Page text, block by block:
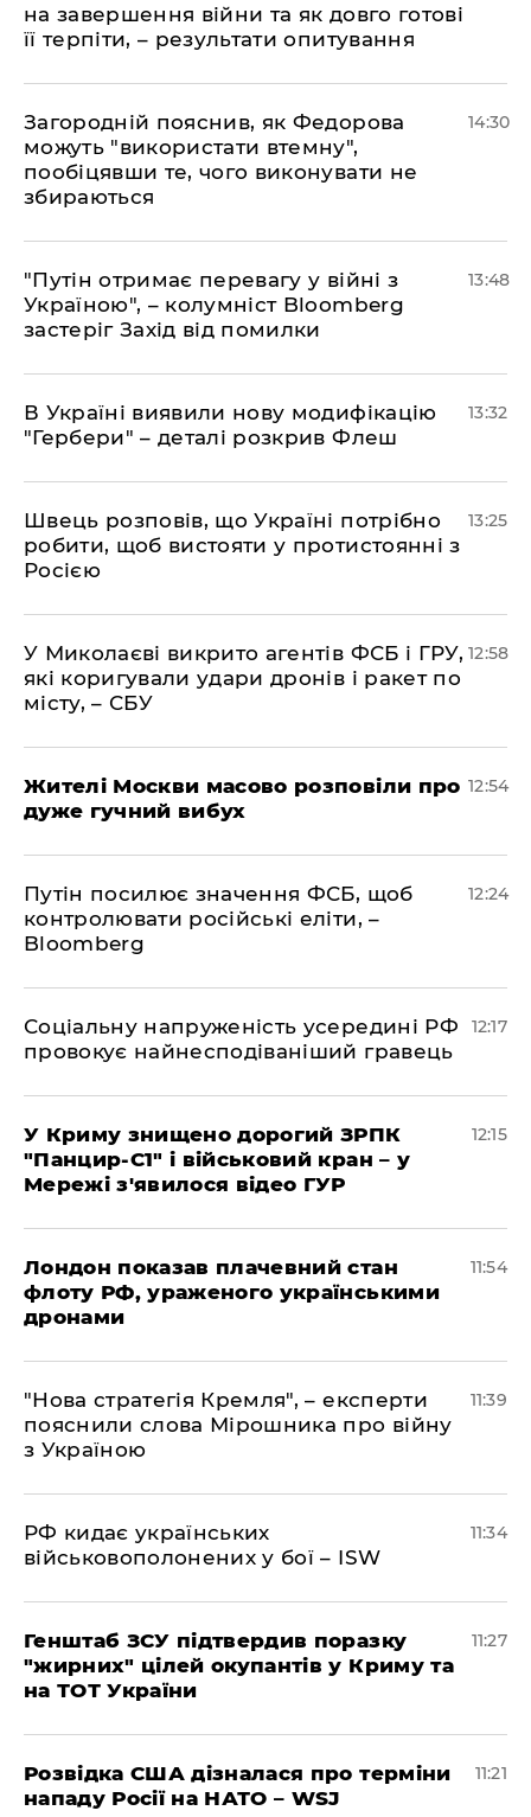
на завершення війни та як довго готові
її терпіти, – результати опитування
Загородній пояснив, як Федорова
можуть "використати втемну",
пообіцявши те, чого виконувати не
збираються
14:30
"Путін отримає перевагу у війні з
Україною", – колумніст Bloomberg
застеріг Захід від помилки
13:48
В Україні виявили нову модифікацію
"Гербери" – деталі розкрив Флеш
13:32
Швець розповів, що Україні потрібно
робити, щоб вистояти у протистоянні з
Росією
13:25
У Миколаєві викрито агентів ФСБ і ГРУ,
які коригували удари дронів і ракет по
місту, – СБУ
12:58
Жителі Москви масово розповіли про
дуже гучний вибух
12:54
Путін посилює значення ФСБ, щоб
контролювати російські еліти, –
Bloomberg
12:24
Соціальну напруженість усередині РФ
провокує найнесподіваніший гравець
12:17
У Криму знищено дорогий ЗРПК
"Панцир-С1" і військовий кран – у
Мережі з'явилося відео ГУР
12:15
Лондон показав плачевний стан
флоту РФ, ураженого українськими
дронами
11:54
"Нова стратегія Кремля", – експерти
пояснили слова Мірошника про війну
з Україною
11:39
РФ кидає українських
військовополонених у бої – ISW
11:34
Генштаб ЗСУ підтвердив поразку
"жирних" цілей окупантів у Криму та
на ТОТ України
11:27
Розвідка США дізналася про терміни
нападу Росії на НАТО – WSJ
11:21